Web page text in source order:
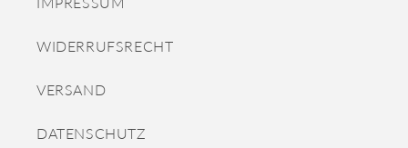
WIDERRUFSRECHT
VERSAND
DATENSCHUTZ